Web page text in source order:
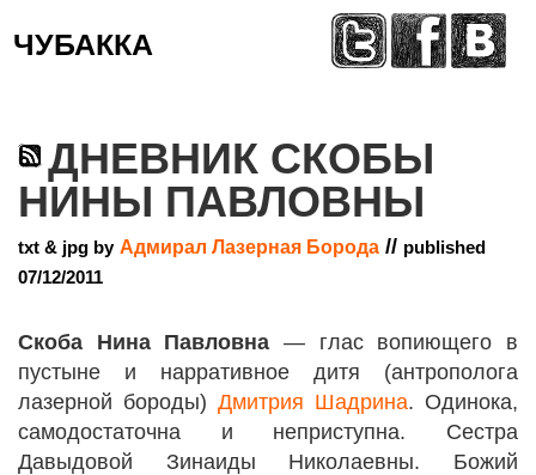
ЧУБАККА Меню
ДНЕВНИК СКОБЫ
НИНЫ ПАВЛОВНЫ
txt & jpg by Адмирал Лазерная Борода // published
07/12/2011
Скоба Нина Павловна — глас вопиющего в
пустыне и нарративное дитя (антрополога
лазерной бороды) Дмитрия Шадрина. Одинока,
самодостаточна и неприступна. Сестра
Давыдовой Зинаиды Николаевны. Божий